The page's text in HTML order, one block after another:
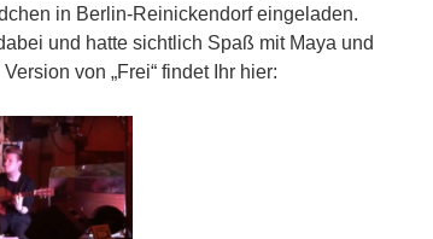
in Berlin-Reinickendorf eingeladen.
und hatte sichtlich Spaß mit Maya und
von „Frei“ findet Ihr hier: